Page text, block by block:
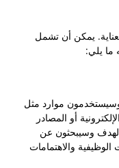
يمكن أن تشمل
ما يلي:
موارد مثل
أو المصادر
وسيبحثون عن
والاهتمامات